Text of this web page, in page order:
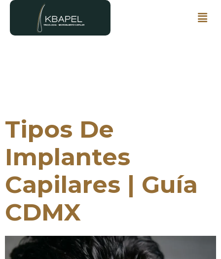
Tipos De
Implantes
Capilares | Guía
CDMX